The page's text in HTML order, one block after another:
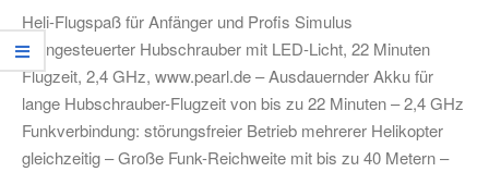
07-
08
Heli-Flugspaß für Anfänger und Profis Simulus
Ferngesteuerter Hubschrauber mit LED-Licht, 22 Minuten
Flugzeit, 2,4 GHz, www.pearl.de – Ausdauernder Akku für
lange Hubschrauber-Flugzeit von bis zu 22 Minuten – 2,4 GHz
Funkverbindung: störungsfreier Betrieb mehrerer Helikopter
gleichzeitig – Große Funk-Reichweite mit bis zu 40 Metern –